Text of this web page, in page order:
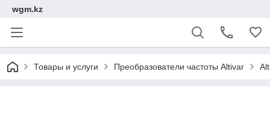
wgm.kz
Товары и услуги Преобразователи частоты Altivar